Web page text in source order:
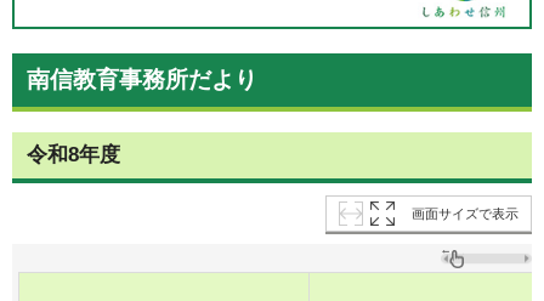
南信教育事務所だより
令和8年度
画面サイズで表示